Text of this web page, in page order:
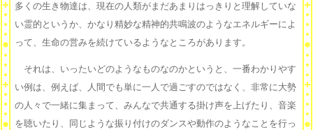
多くの生き物達は、現在の人類がまだあまりはっきりと理解していな
い霊的というか、かなり精妙な精神的共鳴波のようなエネルギーによ
って、生命の営みを続けているようなところがあります。
それは、いったいどのようなものなのかというと、一番わかりやす
い例は、例えば、人間でも単に一人で過ごすのではなく、非常に大勢
の人々で一緒に集まって、みんなで共通する掛け声を上げたり、音楽
を聴いたり、同じような振り付けのダンスや動作のようなことを行っ